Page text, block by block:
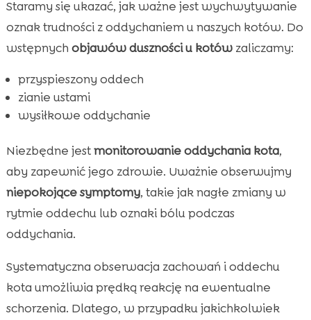
Staramy się ukazać, jak ważne jest wychwytywanie
oznak trudności z oddychaniem u naszych kotów. Do
wstępnych objawów duszności u kotówzaliczamy:
przyspieszony oddech
zianie ustami
wysiłkowe oddychanie
Niezbędne jestmonitorowanie oddychania kota,
aby zapewnić jego zdrowie. Uważnie obserwujmy
niepokojące symptomy, takie jak nagłe zmiany w
rytmie oddechu lub oznaki bólu podczas
oddychania.
Systematyczna obserwacja zachowań i oddechu
kota umożliwia prędką reakcję na ewentualne
schorzenia. Dlatego, w przypadku jakichkolwiek